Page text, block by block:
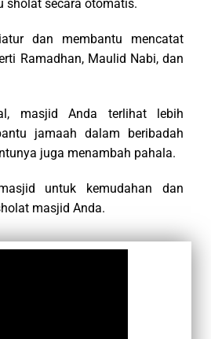
sholat secara otomatis.
dan membantu mencatat
Ramadhan, Maulid Nabi, dan
masjid Anda terlihat lebih
jamaah dalam beribadah
juga menambah pahala.
untuk kemudahan dan
masjid Anda.